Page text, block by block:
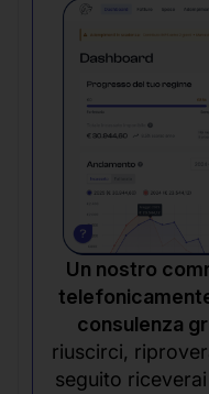
Un nostro
consulenza
riuscirci,
seguito